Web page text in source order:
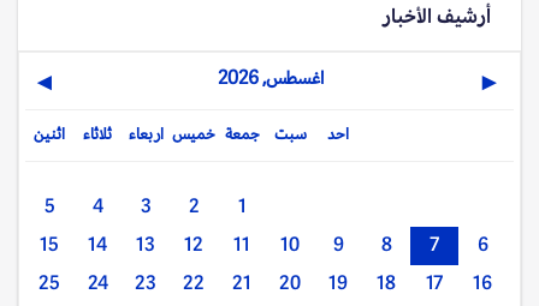
أرشيف الأخبار
◀ اغسطس, 2026 ▶
اثنين ثلاثاء اربعاء خميس جمعة سبت احد
1
2
3
4
5
6
7
8
9
10
11
12
13
14
15
16
17
18
19
20
21
22
23
24
25